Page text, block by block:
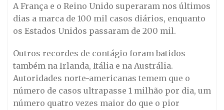
A França e o Reino Unido superaram nos últimos
dias a marca de 100 mil casos diários, enquanto
os Estados Unidos passaram de 200 mil.
Outros recordes de contágio foram batidos
também na Irlanda, Itália e na Austrália.
Autoridades norte-americanas temem que o
número de casos ultrapasse 1 milhão por dia, um
número quatro vezes maior do que o pior